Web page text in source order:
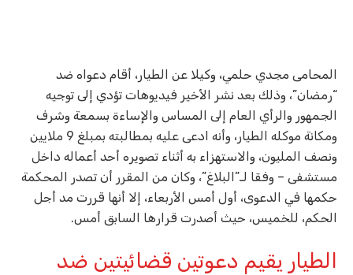
المحامى مجدي حلمي، وكيلا عن الطيار، أقام دعواه ضد
“رمضان”، وذلك بعد نشر الأخير فيديوهات تؤدي إلى توجيه
الجمهور والرأي العام إلى المساس والإساءة بسمعة وشرف
ومكانة موكله الطيار، وأنه ادعى عليه بمطالبته بمبلغ 9 ملايين
ونصف المليون، والاستهزاء به أثناء تصويره أحد أعماله داخل
مستشفى – وفقا لـ”البلاغ”، وكان من المقرر أن تصدر المحكمة
حكمها في الدعوى، أول أمس الأربعاء، إلا أنها قررت مد أجل
الحكم، للخميس، حيث أصدرت قرارها السابق أمس.
الطيار يقيم دعوتين قضائيتين ضد